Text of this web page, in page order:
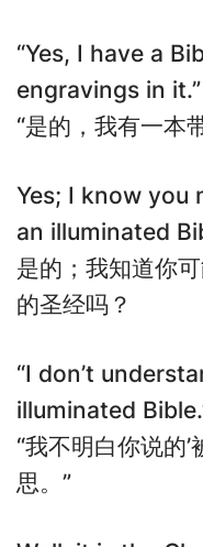
“Yes, I have a
engravings in it.”
“是的，我有一本
Yes; I know you
an illuminated
是的；我知道你
的圣经吗？
“I don’t
illuminated
“我不明白你说的
思。”